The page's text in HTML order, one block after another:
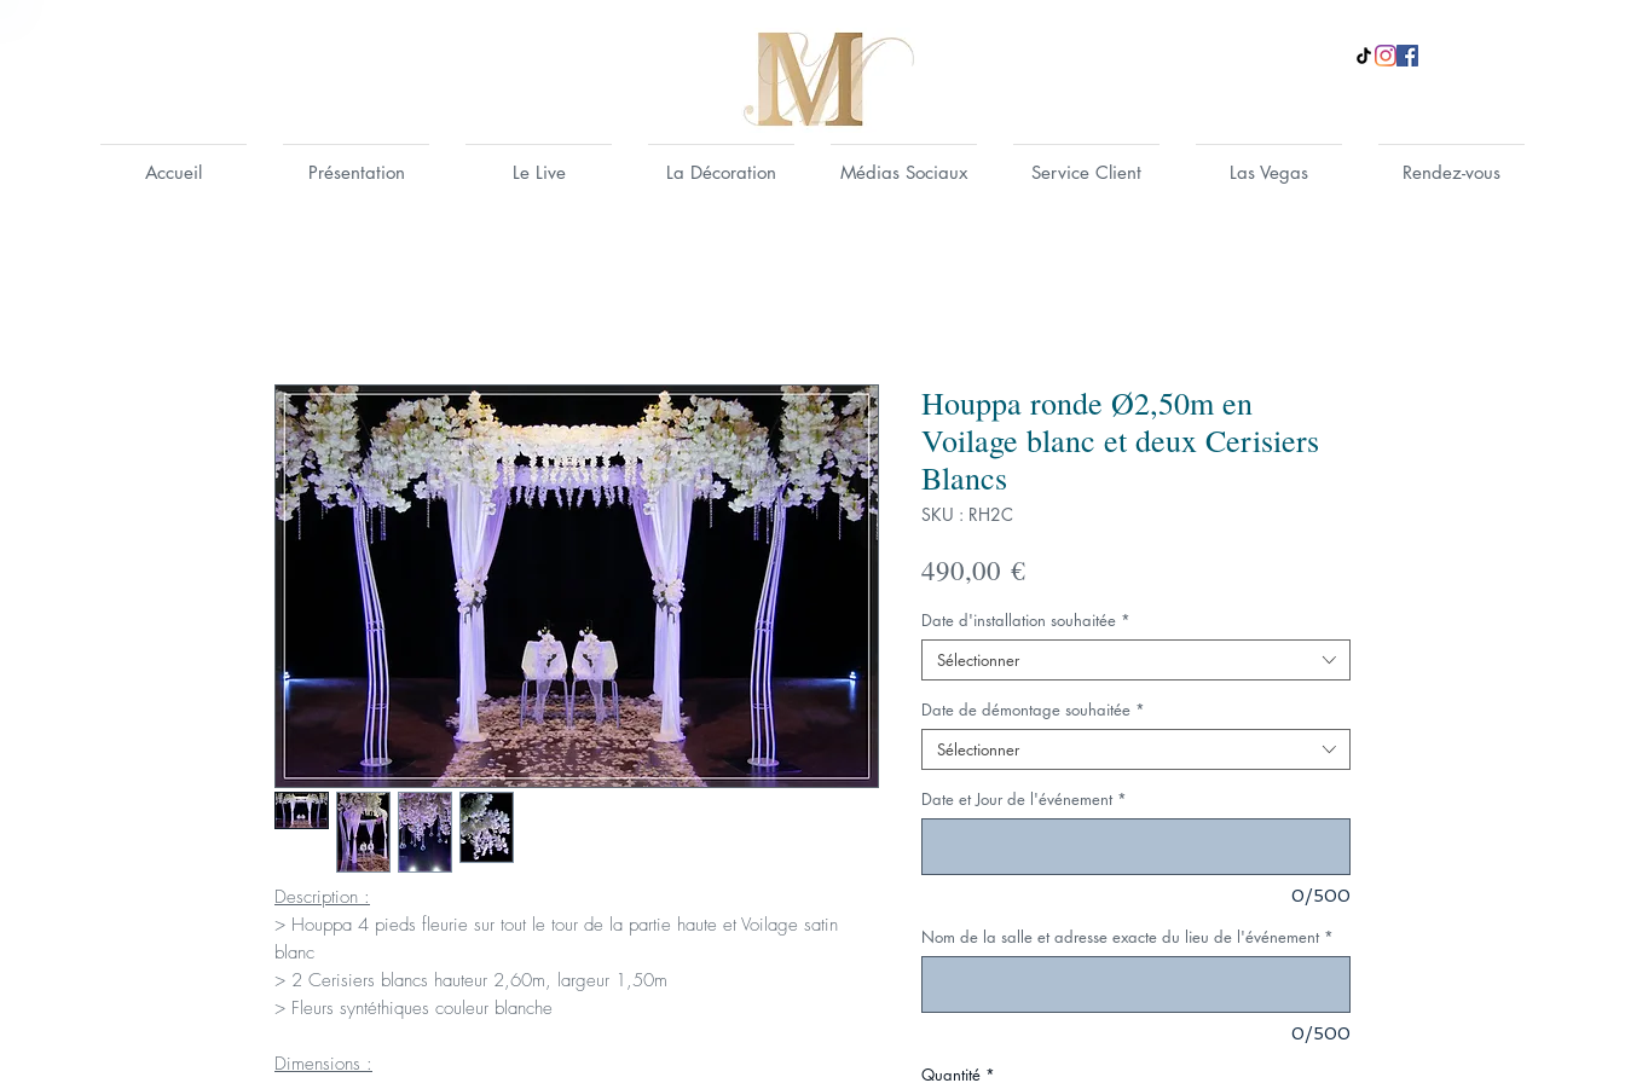
Accueil Présentation Le Live La Décoration Médias Sociaux Service Client Las Vegas Rendez-vous
Description :
> Houppa 4 pieds fleurie sur tout le tour de la partie haute et Voilage satin
blanc
> 2 Cerisiers blancs hauteur 2,60m, largeur 1,50m
> Fleurs syntéthiques couleur blanche
Dimensions :
Houppa ronde Ø2,50m en
Voilage blanc et deux Cerisiers
Blancs
SKU : RH2C
490,00 €Prix
Date d'installation souhaitée *
Sélectionner
Date de démontage souhaitée *
Sélectionner
Date et Jour de l'événement *
0/500
Nom de la salle et adresse exacte du lieu de l'événement *
0/500
Quantité *